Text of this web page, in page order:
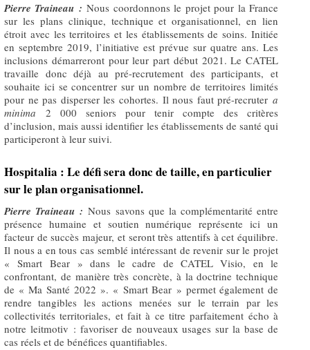
Pierre Traineau :Nous coordonnons le projet pour la France
sur les plans clinique, technique et organisationnel, en lien
étroit avec les territoires et les établissements de soins. Initiée
en septembre 2019, l’initiative est prévue sur quatre ans. Les
inclusions démarreront pour leur part début 2021. Le CATEL
travaille donc déjà au pré-recrutement des participants, et
souhaite ici se concentrer sur un nombre de territoires limités
pour ne pas disperser les cohortes. Il nous faut pré-recruter a
minima 2 000 seniors pour tenir compte des critères
d’inclusion, mais aussi identifier les établissements de santé qui
participeront à leur suivi.
Hospitalia : Le défi sera donc de taille, en particulier
sur le plan organisationnel.
Pierre Traineau :Nous savons que la complémentarité entre
présence humaine et soutien numérique représente ici un
facteur de succès majeur, et seront très attentifs à cet équilibre.
Il nous a en tous cas semblé intéressant de revenir sur le projet
« Smart Bear » dans le cadre de CATEL Visio, en le
confrontant, de manière très concrète, à la doctrine technique
de « Ma Santé 2022 ». « Smart Bear » permet également de
rendre tangibles les actions menées sur le terrain par les
collectivités territoriales, et fait à ce titre parfaitement écho à
notre leitmotiv : favoriser de nouveaux usages sur la base de
cas réels et de bénéfices quantifiables.